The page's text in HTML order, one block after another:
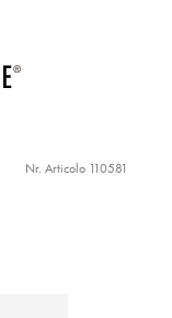
Nr. Articolo 110581